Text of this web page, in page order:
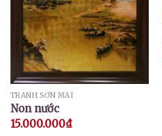
TRANH SƠN MÀI
Non nước
15.000.000₫